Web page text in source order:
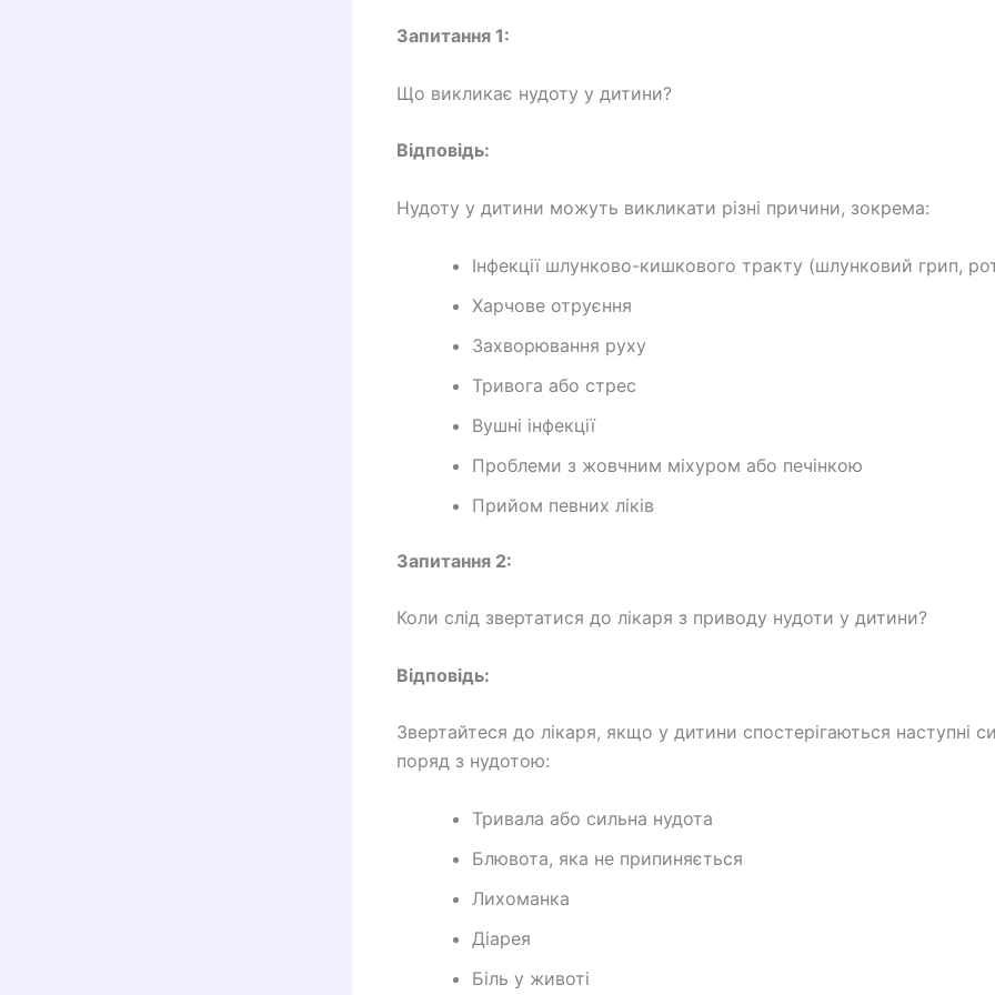
Запитання 1:
Що викликає нудоту у дитини?
Відповідь:
Нудоту у дитини можуть викликати різні причини, зокрема:
Інфекції шлунково-кишкового тракту (шлунковий грип,
Харчове отруєння
Захворювання руху
Тривога або стрес
Вушні інфекції
Проблеми з жовчним міхуром або печінкою
Прийом певних ліків
Запитання 2:
Коли слід звертатися до лікаря з приводу нудоти у дитини?
Відповідь:
Звертайтеся до лікаря, якщо у дитини спостерігаються наступні
поряд з нудотою:
Тривала або сильна нудота
Блювота, яка не припиняється
Лихоманка
Діарея
Біль у животі